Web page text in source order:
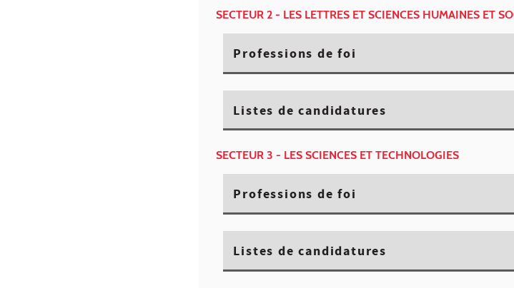
SECTEUR 2 - LES LETTRES ET SCIENCES HUMAINES ET
Professions de foi
Listes de candidatures
SECTEUR 3 - LES SCIENCES ET TECHNOLOGIES
Professions de foi
Listes de candidatures